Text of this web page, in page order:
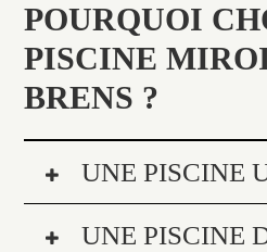
POURQUOI
PISCINE
BRENS ?
UNE PISCINE
UNE PISCINE